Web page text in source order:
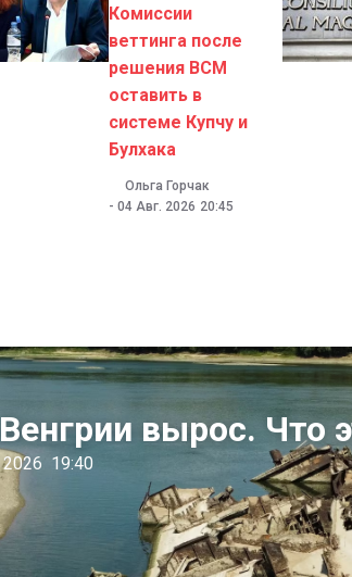
Комиссии
веттинга после
решения ВСМ
оставить в
системе Купчу и
Булхака
Ольга Горчак
- 04 Авг. 2026 20:45
вырос. Что
2026 19:40